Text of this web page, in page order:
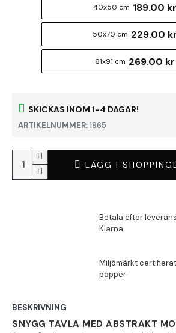
SKICKAS INOM 1-4 DAGAR!
ARTIKELNUMMER:1965
40x50 cm 189.00 kr
50x70 cm 229.00 kr
61x91 cm 269.00 kr
LÄGG I
BESKRIVNING
SNYGG TAVLA MED ABSTRAKT